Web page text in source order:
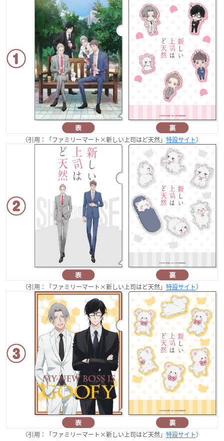
（引用：「ファミリーマート×新しい上司はど天然」 特設サイト）
（引用：「ファミリーマート×新しい上司はど天然」 特設サイト）
（引用：「ファミリーマート×新しい上司はど天然」 特設サイト）